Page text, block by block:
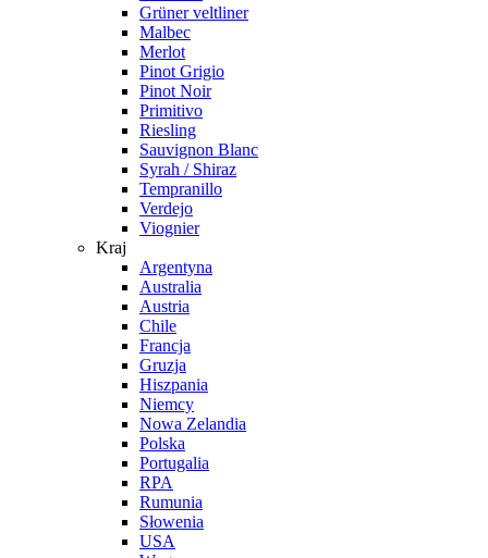
Grüner veltliner
Malbec
Merlot
Pinot Grigio
Pinot Noir
Primitivo
Riesling
Sauvignon Blanc
Syrah / Shiraz
Tempranillo
Verdejo
Viognier
Kraj
Argentyna
Australia
Austria
Chile
Francja
Gruzja
Hiszpania
Niemcy
Nowa Zelandia
Polska
Portugalia
RPA
Rumunia
Słowenia
USA